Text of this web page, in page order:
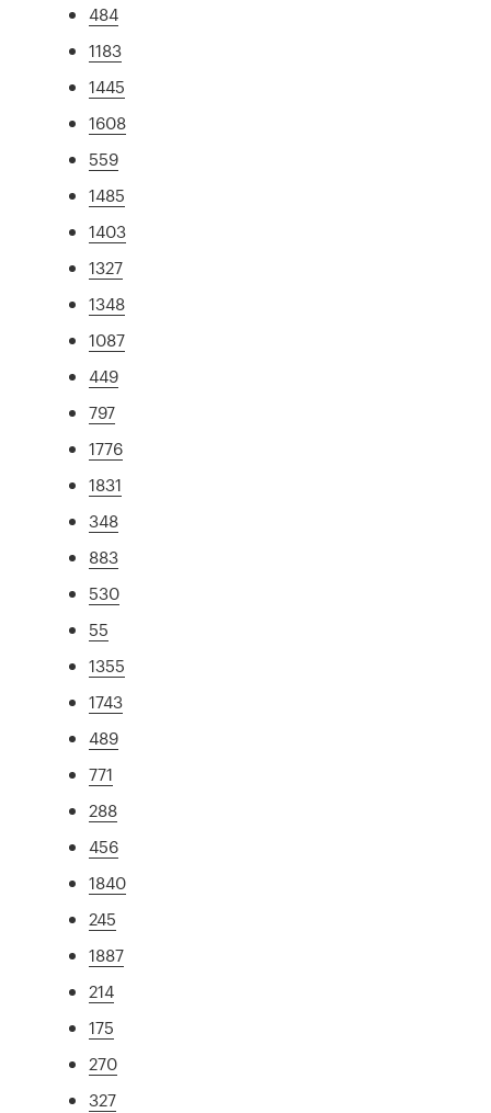
484
1183
1445
1608
559
1485
1403
1327
1348
1087
449
797
1776
1831
348
883
530
55
1355
1743
489
771
288
456
1840
245
1887
214
175
270
327